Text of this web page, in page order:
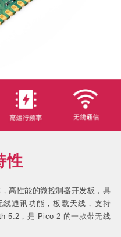
性
高性能的微控制器开发板，具
通讯功能，板载天线，支持
5.2，是 Pico 2 的一款带无线